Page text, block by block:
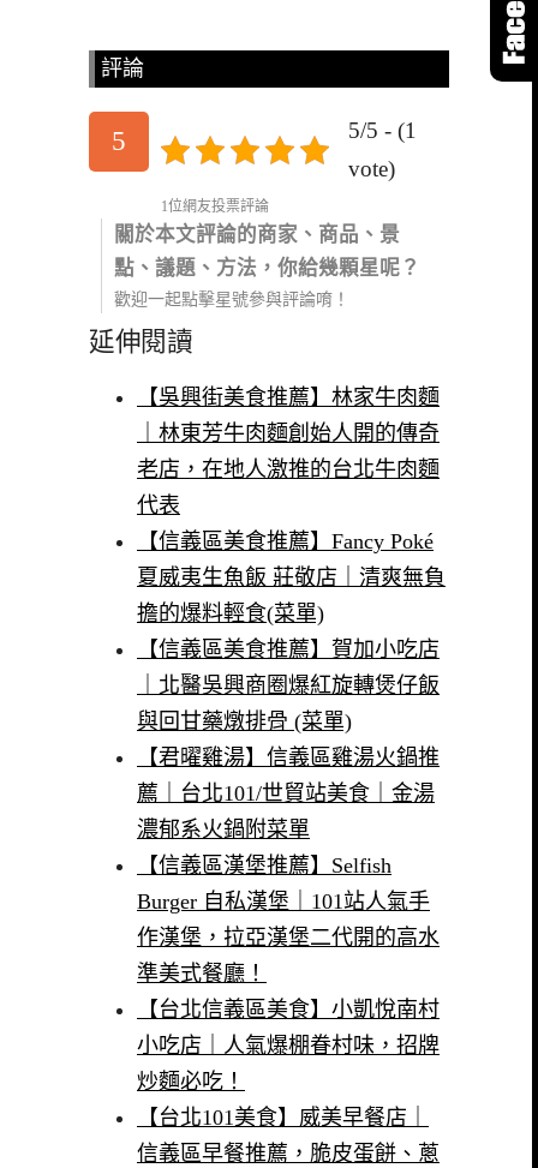
評論
5
5/5 - (1
vote)
1位網友投票評論
關於本文評論的商家、商品、景
點、議題、方法，你給幾顆星呢？
歡迎一起點擊星號參與評論唷！
延伸閱讀
【吳興街美食推薦】林家牛肉麵
｜林東芳牛肉麵創始人開的傳奇
老店，在地人激推的台北牛肉麵
代表
【信義區美食推薦】Fancy Poké
夏威夷生魚飯 莊敬店｜清爽無負
擔的爆料輕食(菜單)
【信義區美食推薦】賀加小吃店
｜北醫吳興商圈爆紅旋轉煲仔飯
與回甘藥燉排骨 (菜單)
【君曜雞湯】信義區雞湯火鍋推
薦｜台北101/世貿站美食｜金湯
濃郁系火鍋附菜單
【信義區漢堡推薦】Selfish
Burger 自私漢堡｜101站人氣手
作漢堡，拉亞漢堡二代開的高水
準美式餐廳！
【台北信義區美食】小凱悅南村
小吃店｜人氣爆棚眷村味，招牌
炒麵必吃！
【台北101美食】威美早餐店｜
信義區早餐推薦，脆皮蛋餅、蔥